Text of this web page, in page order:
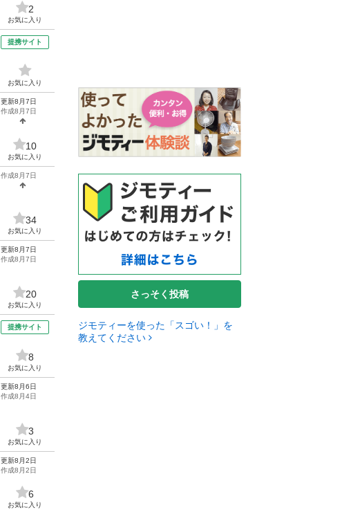
2
お気に入り
提携サイト
お気に入り
更新8月7日
作成8月7日
10
お気に入り
作成8月7日
34
お気に入り
更新8月7日
作成8月7日
20
お気に入り
提携サイト
8
お気に入り
更新8月6日
作成8月4日
3
お気に入り
更新8月2日
作成8月2日
6
お気に入り
さっそく投稿
ジモティーを使った「スゴい！」を
教えてください